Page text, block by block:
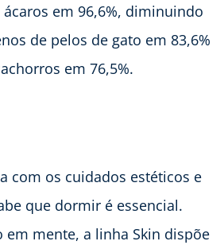
em 96,6%, diminuindo
de pelos de gato em 83,6%
em 76,5%.
com os cuidados estéticos e
que dormir é essencial.
em mente, a linha Skin dispõe